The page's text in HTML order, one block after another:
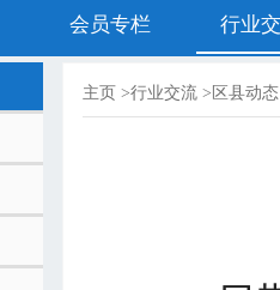
会员专栏 行业
主页 >行业交流 > 区县动态